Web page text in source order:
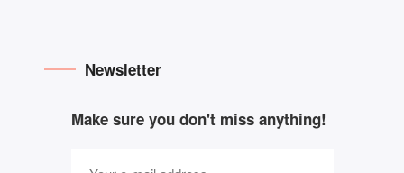
Newsletter
Make sure you don't miss anything!